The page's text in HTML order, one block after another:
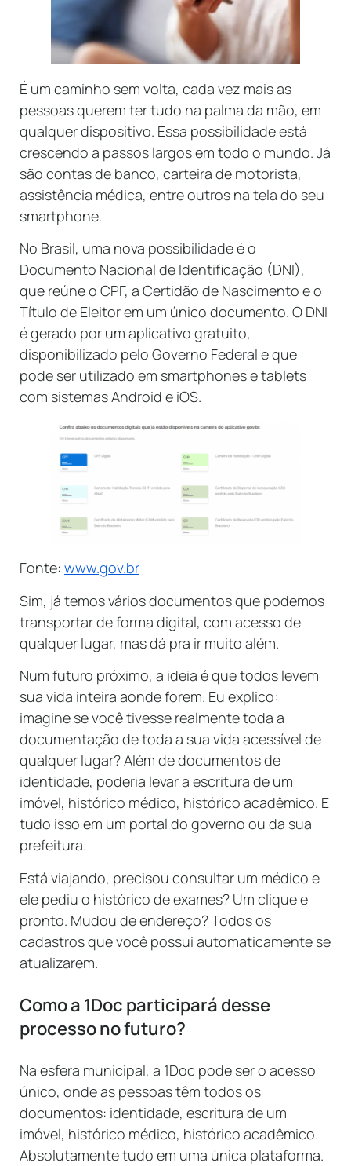
É um caminho sem volta, cada vez mais as
pessoas querem ter tudo na palma da mão, em
qualquer dispositivo. Essa possibilidade está
crescendo a passos largos em todo o mundo. Já
são contas de banco, carteira de motorista,
assistência médica, entre outros na tela do seu
smartphone.
No Brasil, uma nova possibilidade é o
Documento Nacional de Identificação (DNI),
que reúne o CPF, a Certidão de Nascimento e o
Título de Eleitor em um único documento. O DNI
é gerado por um aplicativo gratuito,
disponibilizado pelo Governo Federal e que
pode ser utilizado em smartphones e tablets
com sistemas Android e iOS.
Fonte: www.gov.br
Sim, já temos vários documentos que podemos
transportar de forma digital, com acesso de
qualquer lugar, mas dá pra ir muito além.
Num futuro próximo, a ideia é que todos levem
sua vida inteira aonde forem. Eu explico:
imagine se você tivesse realmente toda a
documentação de toda a sua vida acessível de
qualquer lugar? Além de documentos de
identidade, poderia levar a escritura de um
imóvel, histórico médico, histórico acadêmico. E
tudo isso em um portal do governo ou da sua
prefeitura.
Está viajando, precisou consultar um médico e
ele pediu o histórico de exames? Um clique e
pronto. Mudou de endereço? Todos os
cadastros que você possui automaticamente se
atualizarem.
Como a 1Doc participará desse
processo no futuro?
Na esfera municipal, a 1Doc pode ser o acesso
único, onde as pessoas têm todos os
documentos: identidade, escritura de um
imóvel, histórico médico, histórico acadêmico.
Absolutamente tudo em uma única plataforma.